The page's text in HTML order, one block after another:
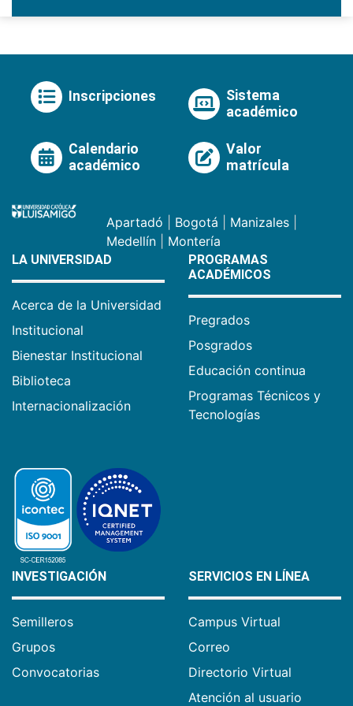
Inscripciones
Sistema
académico
Calendario
académico
Valor
matrícula
Apartadó Bogotá Manizales
Medellín
Montería
LA UNIVERSIDAD
Acerca de la Universidad
Institucional
Bienestar Institucional
Biblioteca
Internacionalización
PROGRAMAS
ACADÉMICOS
Pregrados
Posgrados
Educación continua
Programas Técnicos y
Tecnologías
INVESTIGACIÓN
Semilleros
Grupos
Convocatorias
SERVICIOS EN LÍNEA
Campus Virtual
Correo
Directorio Virtual
Atención al usuario